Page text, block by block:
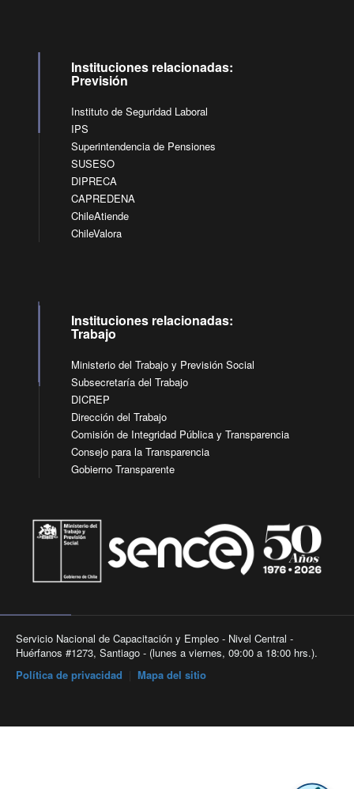
Instituciones relacionadas:
Previsión
Instituto de Seguridad Laboral
IPS
Superintendencia de Pensiones
SUSESO
DIPRECA
CAPREDENA
ChileAtiende
ChileValora
Instituciones relacionadas:
Trabajo
Ministerio del Trabajo y Previsión Social
Subsecretaría del Trabajo
DICREP
Dirección del Trabajo
Comisión de Integridad Pública y Transparencia
Consejo para la Transparencia
Gobierno Transparente
Servicio Nacional de Capacitación y Empleo - Nivel Central -
Huérfanos #1273, Santiago - (lunes a viernes, 09:00 a 18:00 hrs.).
Política de privacidad
Mapa del sitio